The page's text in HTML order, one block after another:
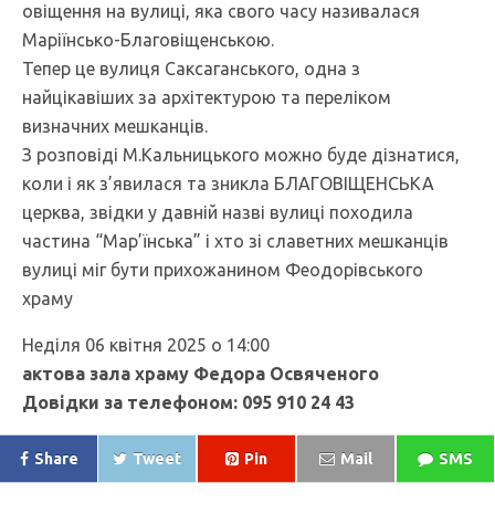
овіщення на вулиці, яка свого часу називалася
Маріїнсько-Благовіщенською.
Тепер це вулиця Саксаганського, одна з
найцікавіших за архітектурою та переліком
визначних мешканців.
З розповіді М.Кальницького можно буде дізнатися,
коли і як з’явилася та зникла БЛАГОВІЩЕНСЬКА
церква, звідки у давній назві вулиці походила
частина “Мар’їнська” і хто зі славетних мешканців
вулиці міг бути прихожанином Феодорівського
храму
Неділя 06 квітня 2025 о 14:00
актова зала храму Федора Освяченого
Довідки за телефоном: 095 910 24 43
Share Tweet Pin Mail SMS